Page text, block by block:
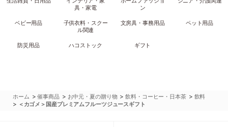
具・家電
ン
ベビー用品
子供衣料・スクー
ル関連
文房具・事務用品 ペット用品
防災用品 ハコストック ギフト
ホーム >催事商品 > お中元・夏の贈り物 >飲料・コーヒー・日本茶 > 飲料
> ＜カゴメ＞国産プレミアムフルーツジュースギフト